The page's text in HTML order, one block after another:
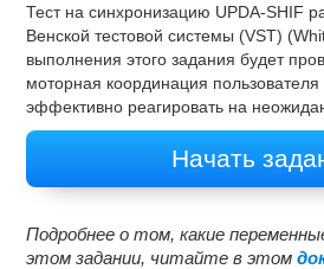
Тест на cинхронизацию UPDA-SHIF
Венской тестовой системы (VST)
выполнения этого задания будет
моторная координация пользователя
эффективно реагировать на
Начать
Подробнее о том, какие
этом задании, читайте в этом